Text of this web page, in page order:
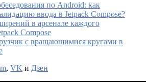
по Android: как
ввода в Jetpack Compose?
в арсенале каждого
Compose
с вращающимися кругами в
, VK и Дзен